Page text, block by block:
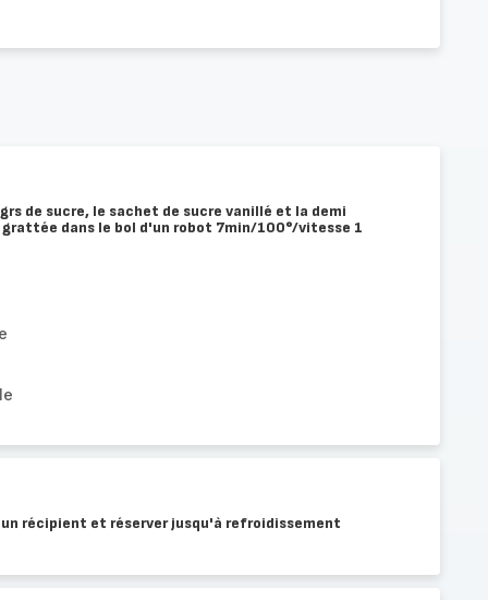
de sucre, le sachet de sucre vanillé et la demi
dans le bol d'un robot 7min/100°/vitesse 1
récipient et réserver jusqu'à refroidissement